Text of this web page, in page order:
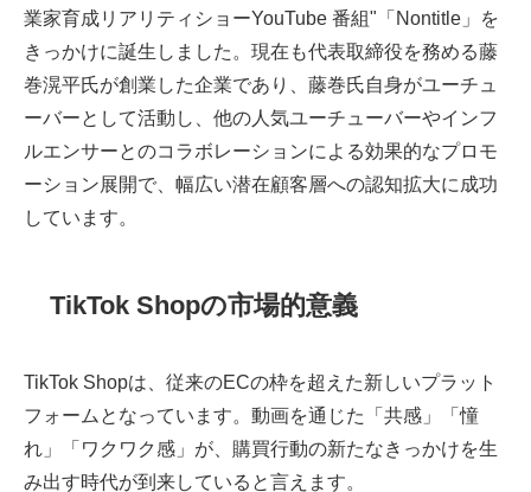
業家育成リアリティショーYouTube 番組"「Nontitle」を
きっかけに誕生しました。現在も代表取締役を務める藤
巻滉平氏が創業した企業であり、藤巻氏自身がユーチュ
ーバーとして活動し、他の人気ユーチューバーやインフ
ルエンサーとのコラボレーションによる効果的なプロモ
ーション展開で、幅広い潜在顧客層への認知拡大に成功
しています。
TikTok Shopの市場的意義
TikTok Shopは、従来のECの枠を超えた新しいプラット
フォームとなっています。動画を通じた「共感」「憧
れ」「ワクワク感」が、購買行動の新たなきっかけを生
み出す時代が到来していると言えます。